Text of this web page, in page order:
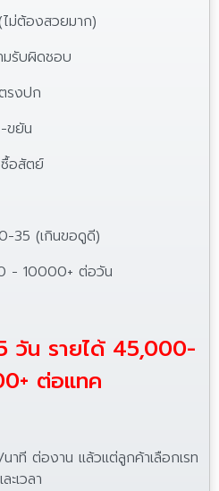
ต้องสวยมาก)
มรับผิดชอบ
รงปก
-ขยัน
อสัตย์
35 (เกินขอดูดี)
- 10000+ ต่อวัน
วัน รายได้ 45,000-
ต่อแทค
ที ต่องาน แล้วแต่ลูกค้าเลือกเรท
ะเวลา